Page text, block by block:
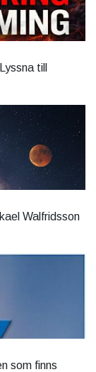
till
Walfridsson
som finns